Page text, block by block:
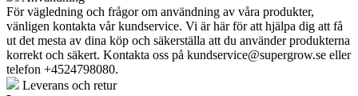
För vägledning och frågor om användning av våra produkter,
vänligen kontakta vår kundservice. Vi är här för att hjälpa dig att få
ut det mesta av dina köp och säkerställa att du använder produkterna
korrekt och säkert. Kontakta oss på kundservice@supergrow.se eller
telefon +4524798080.
Leverans och retur